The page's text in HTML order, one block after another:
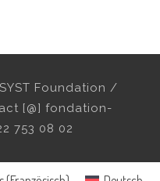
Foundation /
[@] fondation-
753 08 02